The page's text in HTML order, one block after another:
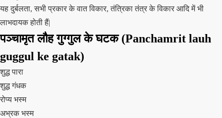
यह दुर्बलता, सभी प्रकार के वात विकार, तंत्रिका तंत्र के विकार आदि में भी
लाभदायक होती हैं|
पञ्चामृत लौह गुग्गुल के घटक (Panchamrit lauh
guggul ke gatak)
शुद्ध पारा
शुद्ध गंधक
रोप्य भस्म
अभ्रक भस्म